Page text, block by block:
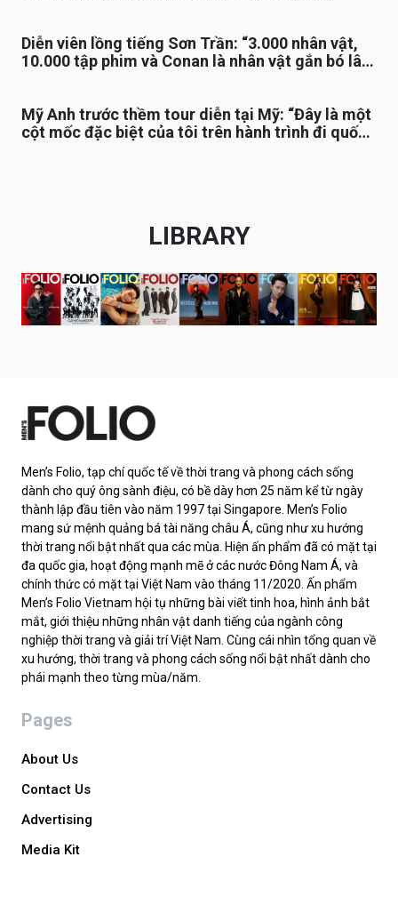
Diễn viên lồng tiếng Sơn Trần: “3.000 nhân vật,
10.000 tập phim và Conan là nhân vật gắn bó lâu
Mỹ Anh trước thềm tour diễn tại Mỹ: “Đây là một
cột mốc đặc biệt của tôi trên hành trình đi quốc
LIBRARY
Men’s Folio, tạp chí quốc tế về thời trang và phong cách sống
dành cho quý ông sành điệu, có bề dày hơn 25 năm kể từ ngày
thành lập đầu tiên vào năm 1997 tại Singapore. Men’s Folio
mang sứ mệnh quảng bá tài năng châu Á, cũng như xu hướng
thời trang nổi bật nhất qua các mùa. Hiện ấn phẩm đã có mặt tại
đa quốc gia, hoạt động mạnh mẽ ở các nước Đông Nam Á, và
chính thức có mặt tại Việt Nam vào tháng 11/2020. Ấn phẩm
Men’s Folio Vietnam hội tụ những bài viết tinh hoa, hình ảnh bắt
mắt, giới thiệu những nhân vật danh tiếng của ngành công
nghiệp thời trang và giải trí Việt Nam. Cùng cái nhìn tổng quan về
xu hướng, thời trang và phong cách sống nổi bật nhất dành cho
phái mạnh theo từng mùa/năm.
Pages
About Us
Contact Us
Advertising
Media Kit